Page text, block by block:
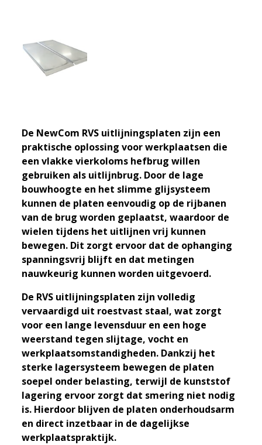
De NewCom RVS uitlijningsplaten zijn een
praktische oplossing voor werkplaatsen die
een vlakke vierkoloms hefbrug willen
gebruiken als uitlijnbrug. Door de lage
bouwhoogte en het slimme glijsysteem
kunnen de platen eenvoudig op de rijbanen
van de brug worden geplaatst, waardoor de
wielen tijdens het uitlijnen vrij kunnen
bewegen. Dit zorgt ervoor dat de ophanging
spanningsvrij blijft en dat metingen
nauwkeurig kunnen worden uitgevoerd.
De RVS uitlijningsplaten zijn volledig
vervaardigd uit roestvast staal, wat zorgt
voor een lange levensduur en een hoge
weerstand tegen slijtage, vocht en
werkplaatsomstandigheden. Dankzij het
sterke lagersysteem bewegen de platen
soepel onder belasting, terwijl de kunststof
lagering ervoor zorgt dat smering niet nodig
is. Hierdoor blijven de platen onderhoudsarm
en direct inzetbaar in de dagelijkse
werkplaatspraktijk.